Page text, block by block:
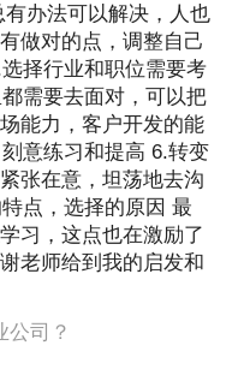
办法可以解决，人也
做对的点，调整自己
择行业和职位需要考
需要去面对，可以把
能力，客户开发的能
意练习和提高 6.转变
张在意，坦荡地去沟
点，选择的原因 最
习，这点也在激励了
老师给到我的启发和
公司？